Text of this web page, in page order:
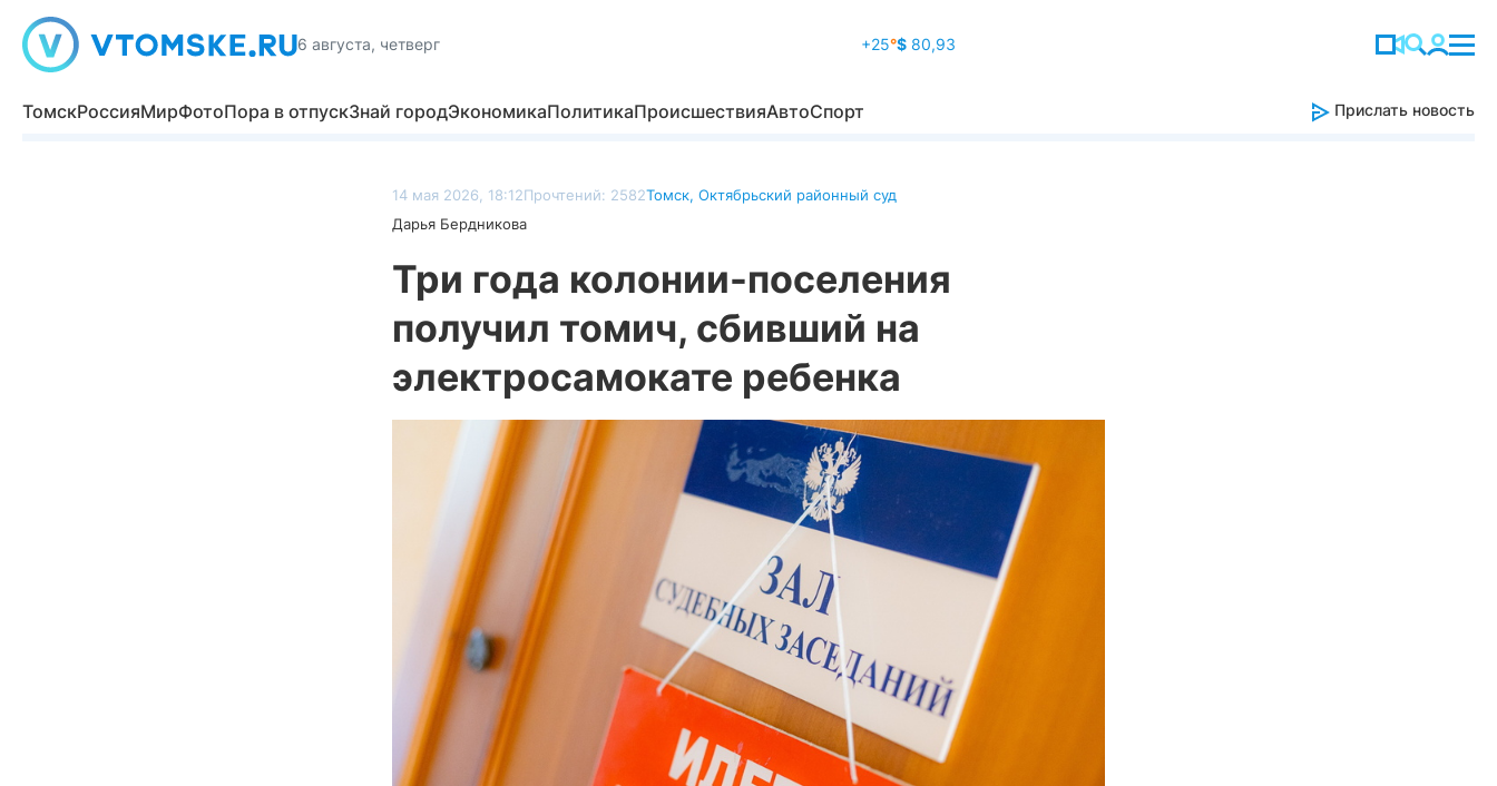
6 августа, четверг +25°$80,93
ТомскРоссияМирФотоПора в отпускЗнай городЭкономикаПолитикаПроисшествияАвтоСпорт Прислать новость
14 мая 2026, 18:12Прочтений: 2582Томск, Октябрьский районный суд
Дарья Бердникова
Три года колонии-поселения
получил томич, сбивший на
электросамокате ребенка